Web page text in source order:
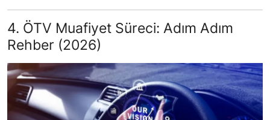
4. ÖTV Muafiyet Süreci: Adım Adım
Rehber (2026)